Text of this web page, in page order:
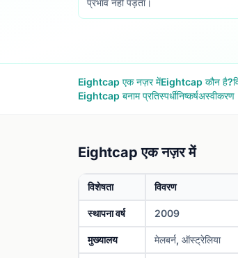
प्रभाव नहीं पड़ता।
Eightcap एक नज़र मेंEightcap कौन है?
Eightcap बनाम प्रतिस्पर्धीनिष्कर्षअस्वीकरण
Eightcap एक नज़र में
विशेषता विवरण
स्थापना वर्ष 2009
मुख्यालय मेलबर्न, ऑस्ट्रेलिया